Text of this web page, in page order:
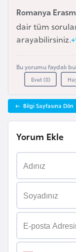
Romanya
dair tüm
arayabilirsiniz.
Bu yorumu faydalı
Evet (0)
Bilgi Sayfasına Dön
Yorum Ekle
r
u
s
ç
i
a
e
i